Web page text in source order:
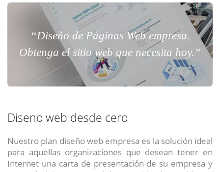
“Diseño de Páginas Web empresa.
Obtenga el sitio web que necesita hoy.”
Diseno web desde cero
Nuestro plan diseño web empresa es la solución ideal
para aquellas organizaciones que desean tener en
Internet una carta de presentación de su empresa y